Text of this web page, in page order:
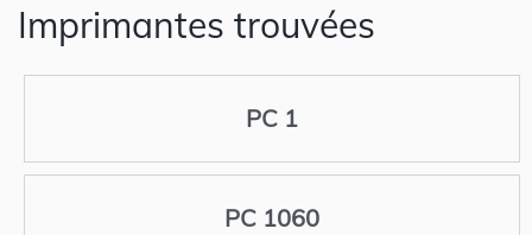
Imprimantes trouvées
PC 1
PC 1060